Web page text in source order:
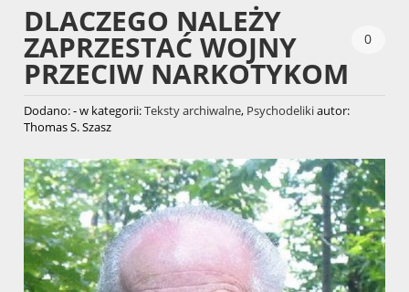
DLACZEGO NALEŻY
ZAPRZESTAĆ WOJNY
PRZECIW NARKOTYKOM
0
Dodano:-w kategorii:Teksty archiwalne, Psychodelikiautor:
Thomas S. Szasz